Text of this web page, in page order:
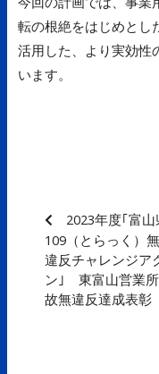
転の根絶をはじめとし
活用した、より実効性
います。
2023年度｢富山
109（とらっく）
違反チャレンジア
ン｣ 東富山営業
故無違反達成表彰